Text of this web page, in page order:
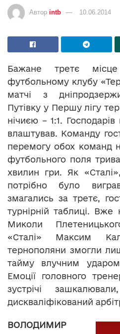
Автор intb 10.06.2014
Бажане третє
футбольному клубу
матчі з
Путівку у Першу лігу
нічиєю – 1:1.
влаштував. Команду
перемогу обох команд
футбольного поля
хвилин гри. Як
потрібно було
змагались за третє,
турнірній таблиці. Вже
Миколи
«Сталі» Максим
тернополяни змогли
тайму влучним
Емоції головного
зустрічі
дискваліфікований
ВОЛОДИМИР